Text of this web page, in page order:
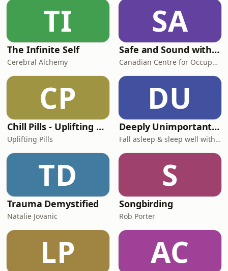
TI
The Infinite Self
Cerebral Alchemy
SA
Safe and Sound with CCOHS
Canadian Centre for Occupational Health and Safety (CCOHS)
CP
Chill Pills - Uplifting Chillout Music with downtempo, vocal and instrumental chill out, lofi chillhop, lounge and ambient
Uplifting Pills
DU
Deeply Unimportant: Sleep aid for insomnia
Fall asleep & sleep well with deep voice sleep therapy
TD
Trauma Demystified
Natalie Jovanic
S
Songbirding
Rob Porter
LP AC